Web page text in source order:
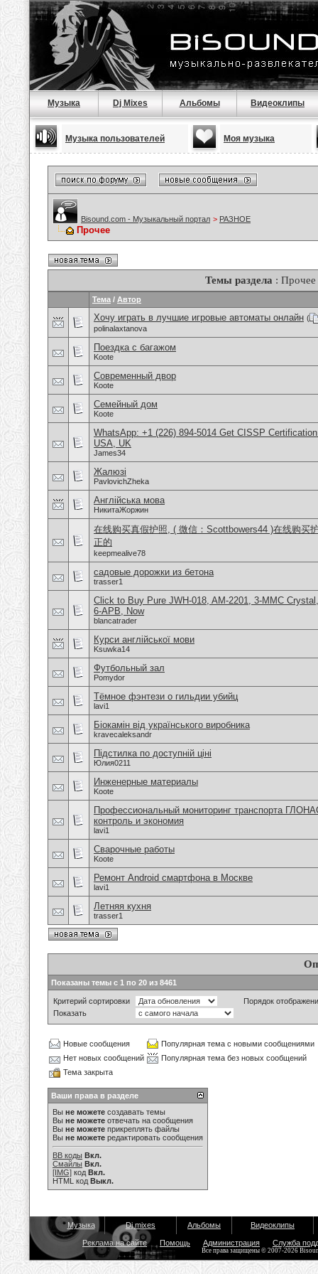
Музыка Dj Mixes Альбомы Видеоклипы
Музыка пользователей Моя музыка
Bisound.com - Музыкальный портал > РАЗНОЕ
Прочее
Темы раздела : Прочее
Тема / Автор
Хочу играть в лучшие игровые автоматы онлайн (
polinalaxtanova
Поездка с багажом
Koote
Современный двор
Koote
Семейный дом
Koote
WhatsApp: +1 (226) 894-5014​ Get CISSP
USA, UK
James34
Жалюзі
PavlovichZheka
Англійська мова
НикитаЖоржин
在线购买真假护照, ( 微信：Scottbowers44 )在线购买
正的
keepmealive78
садовые дорожки из бетона
trasser1
Click to Buy Pure JWH-018, AM-2201, 3-MMC
6-APB, Now
blancatrader
Курси англійської мови
Ksuwka14
Футбольный зал
Pomydor
Тёмное фэнтези о гильдии убийц
lavi1
Біокамін від українського виробника
kravecaleksandr
Підстилка по доступній ціні
Юлия0211
Инженерные материалы
Koote
Профессиональный мониторинг транспорта
контроль и экономия
lavi1
Сварочные работы
Koote
Ремонт Android смартфона в Москве
lavi1
Летняя кухня
trasser1
Показаны темы с 1 по 20 из 8461
Критерий сортировки
Порядок
Показать
Новые сообщения
Популярная тема с новыми сообщениями
Нет новых сообщений
Популярная тема без новых сообщений
Тема закрыта
Ваши права в разделе
Вы не можете создавать темы
Вы не можете отвечать на сообщения
Вы не можете прикреплять файлы
Вы не можете редактировать сообщения
BB коды Вкл.
Смайлы Вкл.
[IMG] код Вкл.
HTML код Выкл.
Музыка Dj mixes Альбомы Видеоклипы
Реклама на сайте Помощь Администрация Служба
Все права защищены © 2007-2026